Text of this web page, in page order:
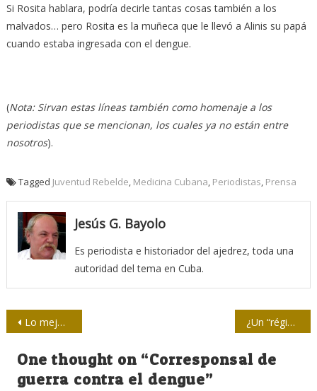
Si Rosita hablara, podría decirle tantas cosas también a los
malvados… pero Rosita es la muñeca que le llevó a Alinis su papá
cuando estaba ingresada con el dengue.
(Nota: Sirvan estas líneas también como homenaje a los
periodistas que se mencionan, los cuales ya no están entre
nosotros).
Tagged Juventud Rebelde Medicina Cubana Periodistas Prensa
Jesús G. Bayolo
Es periodista e historiador del ajedrez, toda una
autoridad del tema en Cuba.
Navegación
de
entradas
Lo mejor de España en su alma: Astrid Barnet ¿Un “régimen” bipolar?
One thought on “Corresponsal de
guerra contra el dengue”